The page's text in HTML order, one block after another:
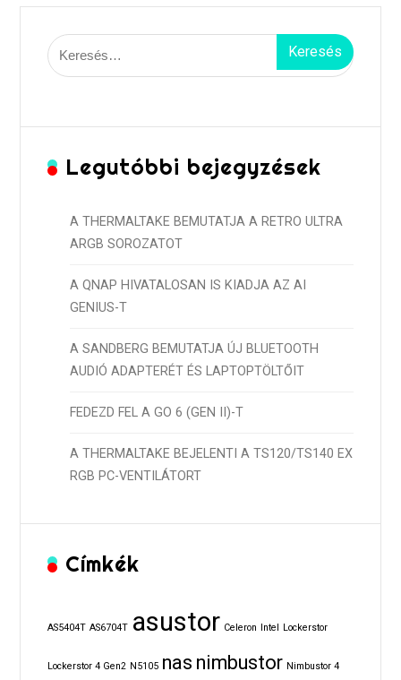
Keresés:
Legutóbbi bejegyzések
A THERMALTAKE BEMUTATJA A RETRO ULTRA
ARGB SOROZATOT
A QNAP HIVATALOSAN IS KIADJA AZ AI
GENIUS-T
A SANDBERG BEMUTATJA ÚJ BLUETOOTH
AUDIÓ ADAPTERÉT ÉS LAPTOPTÖLTŐIT
FEDEZD FEL A GO 6 (GEN II)-T
A THERMALTAKE BEJELENTI A TS120/TS140 EX
RGB PC-VENTILÁTORT
Címkék
AS5404T AS6704T asustor Celeron Intel Lockerstor
Lockerstor 4 Gen2 N5105 nas nimbustor Nimbustor 4